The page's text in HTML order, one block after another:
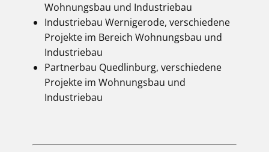
Wohnungsbau und Industriebau
Industriebau Wernigerode, verschiedene
Projekte im Bereich Wohnungsbau und
Industriebau
Partnerbau Quedlinburg, verschiedene
Projekte im Wohnungsbau und
Industriebau